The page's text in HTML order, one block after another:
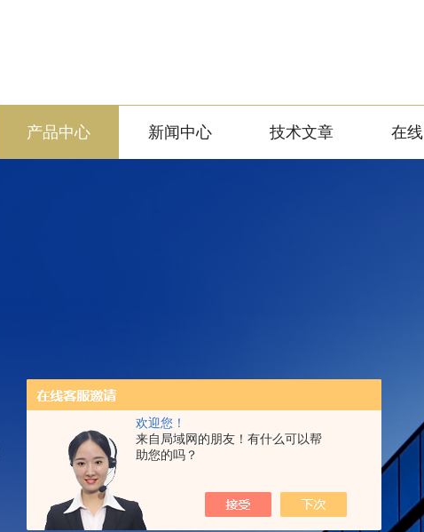
欢迎您！
来自局域网的朋友！有什么可以帮
助您的吗？
产品中心 新闻中心 技术文章 在